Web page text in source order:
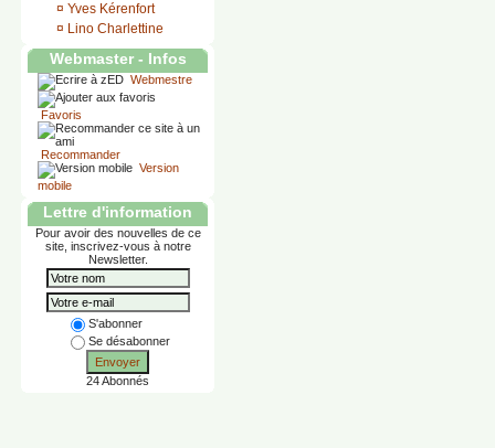
¤ Yves Kérenfort
¤ Lino Charlettine
Webmaster - Infos
Webmestre
Favoris
Recommander
Version
mobile
Lettre d'information
Pour avoir des nouvelles de ce
site, inscrivez-vous à notre
Newsletter.
S'abonner
Se désabonner
Envoyer
24 Abonnés